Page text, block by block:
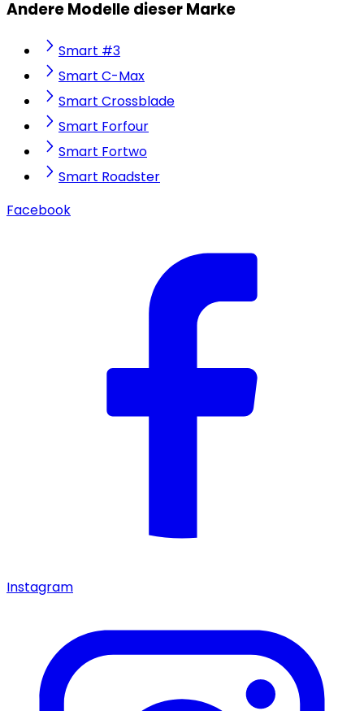
Andere Modelle dieser Marke
Smart #3
Smart C-Max
Smart Crossblade
Smart Forfour
Smart Fortwo
Smart Roadster
Facebook
Instagram